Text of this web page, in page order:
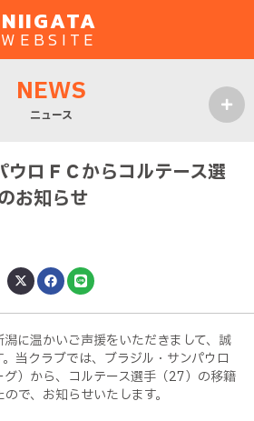
NEWS
ニュース
ウロＦＣからコルテース選
お知らせ
に温かいご声援をいただきまして、誠
当クラブでは、ブラジル・サンパウロ
グ）から、コルテース選手（27）の移籍
で、お知らせいたします。